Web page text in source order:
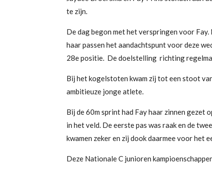
te zijn.
De dag begon met het verspringen voor
haar passen het aandachtspunt voor deze
28e positie. De doelstelling richting
Bij het kogelstoten kwam zij tot een stoot
ambitieuze jonge atlete.
Bij de 60m sprint had Fay haar zinnen gezet
in het veld. De eerste pas was raak en de
kwamen zeker en zij dook daarmee voor het
Deze Nationale C junioren